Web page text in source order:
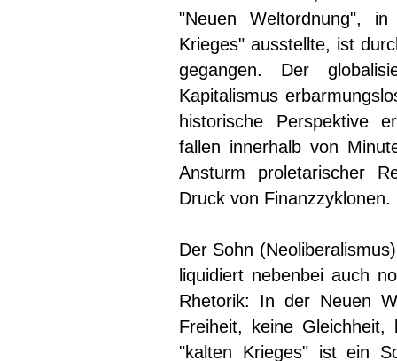
"Neuen Weltordnung",
Krieges" ausstellte, ist
gegangen. Der
Kapitalismus
historische Perspektive
fallen innerhalb von
Ansturm proletarischer
Druck von Finanzzyklonen.
Der Sohn
liquidiert nebenbei auch
Rhetorik: In der Neuen
Freiheit, keine
"kalten Krieges" ist ein